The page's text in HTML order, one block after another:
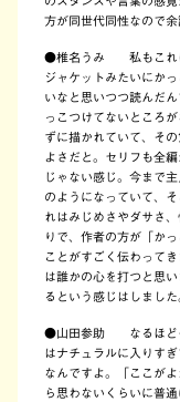
方が同世代同性なので余
●椎名うみ 私もこれは
ジャケットみたいにか
いなと思いつつ読んだ
っこつけてないところ
ずに描かれていて、そ
よさだと。セリフも全
じゃない感じ。今まで
のようになっていて、
れはみじめさやダサさ
りで、作者の方が「か
ことがすごく伝わって
は誰かの心を打つと思
るという感じはしました
●山田参助 なるほど
はナチュラルに入りす
なんですよ。「ここが
ら思わないくらいに普